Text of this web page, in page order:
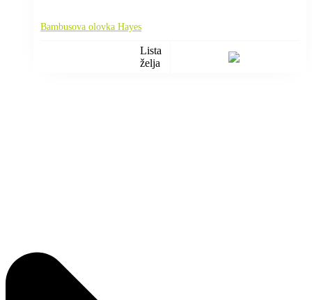
Bambusova olovka Hayes
Lista
želja